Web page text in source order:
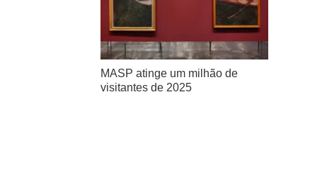
MASP atinge um milhão de
visitantes de 2025